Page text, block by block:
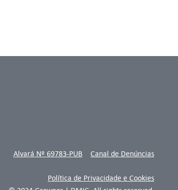
Alvará Nº 69783-PUB Canal de Denúncias
Política de Privacidade e Cookies